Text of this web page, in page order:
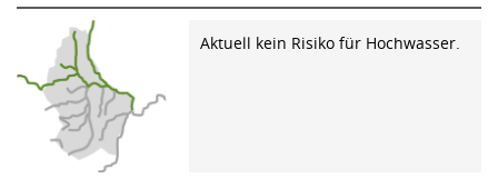
Aktuell kein Risiko für Hochwasser.